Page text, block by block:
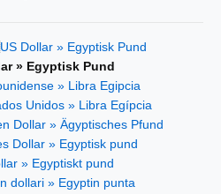
US Dollar » Egyptisk Pund
» Egyptisk Pund
» Libra Egipcia
Unidos » Libra Egípcia
Dollar » Ägyptisches Pfund
Dollar » Egyptisk pund
» Egyptiskt pund
dollari » Egyptin punta